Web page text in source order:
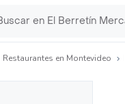
Restaurantes en Montevideo